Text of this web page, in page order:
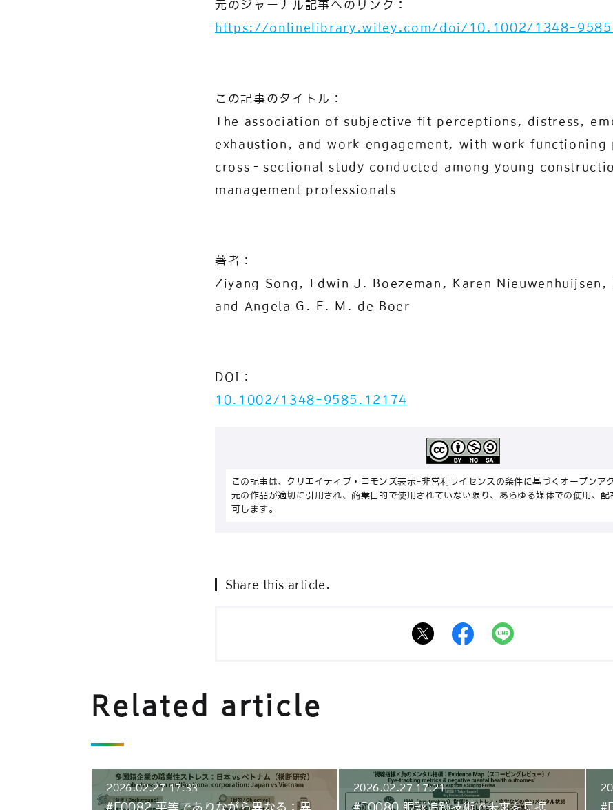
元のジャーナル記事へのリンク：
https://onlinelibrary.wiley.com/doi/10.1002/1348-
この記事のタイトル：
The association of subjective fit perceptions, distress,
exhaustion, and work engagement, with work functioning
cross‐sectional study conducted among young
management professionals
著者：
Ziyang Song, Edwin J. Boezeman, Karen
and Angela G. E. M. de Boer
DOI：
10.1002/1348-9585.12174
この記事は、クリエイティブ・コモンズ表示-非営利ライセンスの条件に基づくオープンア
元の作品が適切に引用され、商業目的で使用されていない限り、あらゆる媒体での使用、
可します。
Share this article.
Related article
2026.02.27 17:33
#E0082 平等でありながら異なる：異
2026.02.27 17:21
#E0080 眼球追跡技術で未来を見据